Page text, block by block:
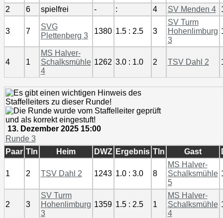
2
6 spielfrei - : 4 SV Menden 4
3 7
SVG
Plettenberg 3
1380 1.5 : 2.5 3
SV Turm
Hohenlimburg
3
4 1
MS Halver-
Schalksmühle
4
1262 3.0 : 1.0 2 TSV Dahl 2
13. Dezember 2025 15:00
Runde 3
Paar Tln Heim DWZ Ergebnis Tln Gast
1 2 TSV Dahl 2 1243 1.0 : 3.0 8
MS Halver-
Schalksmühle
5
2 3
SV Turm
Hohenlimburg
3
1359 1.5 : 2.5 1
MS Halver-
Schalksmühle
4